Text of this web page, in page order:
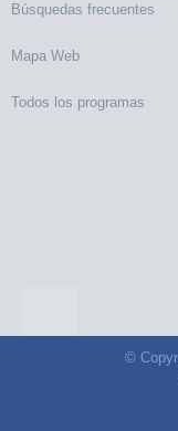
Búsquedas frecuentes
Mapa Web
Todos los programas
©